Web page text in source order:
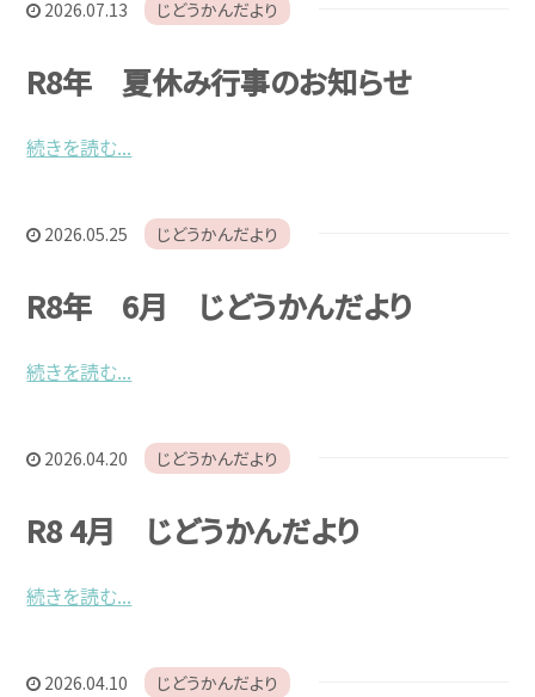
2026.07.13 じどうかんだより
R8年 夏休み行事のお知らせ
続きを読む...
2026.05.25 じどうかんだより
R8年 6月 じどうかんだより
続きを読む...
2026.04.20 じどうかんだより
R8 4月 じどうかんだより
続きを読む...
2026.04.10 じどうかんだより